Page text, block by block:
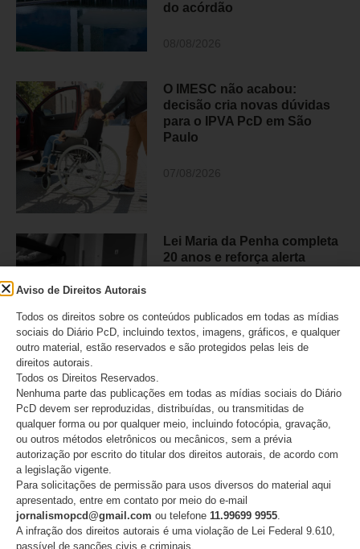
do acórdão
O IMESC não acabou:
decisão cria novas dúvidas
para o IPVA PcD em São
Paulo
Lei Maria da Penha completa
20 anos e reforça alerta
07/08/2026
CATEGORIAS
Acessibilidade
Artigo/Opinião
Atualidades
Destaques
Aviso de Direitos Autorais
Todos os direitos sobre os conteúdos publicados em todas as mídias
sociais do Diário PcD, incluindo textos, imagens, gráficos, e qualquer
outro material, estão reservados e são protegidos pelas leis de
direitos autorais.
Todos os Direitos Reservados.
Nenhuma parte das publicações em todas as mídias sociais do Diário
PcD devem ser reproduzidas, distribuídas, ou transmitidas de
qualquer forma ou por qualquer meio, incluindo fotocópia, gravação,
ou outros métodos eletrônicos ou mecânicos, sem a prévia
autorização por escrito do titular dos direitos autorais, de acordo com
a legislação vigente.
Para solicitações de permissão para usos diversos do material aqui
apresentado, entre em contato por meio do e-mail
jornalismopcd@gmail.com ou telefone 11.99699 9955.
A infração dos direitos autorais é uma violação de Lei Federal 9.610,
passível de sanções civis e criminais.